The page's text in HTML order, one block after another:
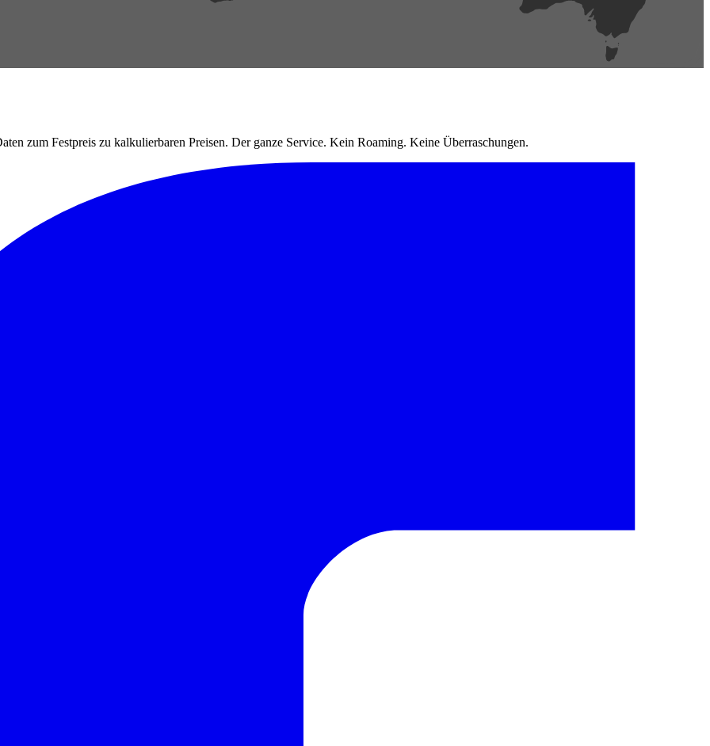
zum Festpreis zu kalkulierbaren Preisen. Der ganze Service. Kein Roaming. Keine Überraschungen.